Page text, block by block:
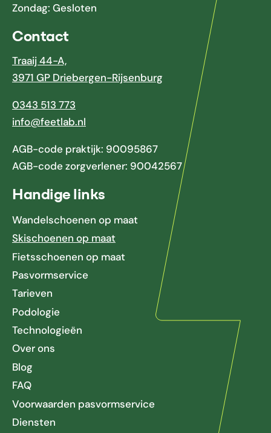
Zondag: Gesloten
Contact
Traaij 44-A,
3971 GP Driebergen-Rijsenburg
0343 513 773
info@feetlab.nl
AGB-code praktijk: 90095867
AGB-code zorgverlener: 90042567
Handige links
Wandelschoenen op maat
Skischoenen op maat
Fietsschoenen op maat
Pasvormservice
Tarieven
Podologie
Technologieën
Over ons
Blog
FAQ
Voorwaarden pasvormservice
Diensten